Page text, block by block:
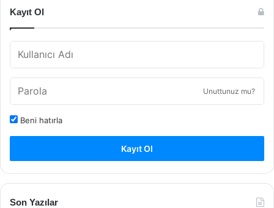
Kayıt Ol
Unuttunuz mu?
Beni hatırla
Kayıt Ol
Son Yazılar